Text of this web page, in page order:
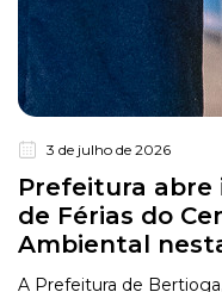
3 de julho de 2026
Prefeitura abre
de Férias do
Ambiental
A Prefeitura de